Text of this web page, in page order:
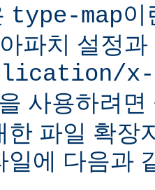
type-map이
파치 설정
x-
사용하려
한 파일 확장
일에 다음과